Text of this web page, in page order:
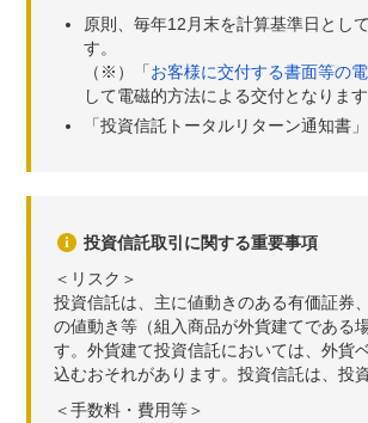
原則、毎年12月末を計算基準日とし
す。
（※）「お客様に交付する書面等の
して電磁的方法による交付となります
「投資信託トータルリターン通知書
投資信託取引に関する重要事項
＜リスク＞
投資信託は、主に値動きのある有価証券
の値動き等（組入商品が外貨建てである
す。外貨建て投資信託においては、外貨
込むおそれがあります。投資信託は、投
＜手数料・費用等＞